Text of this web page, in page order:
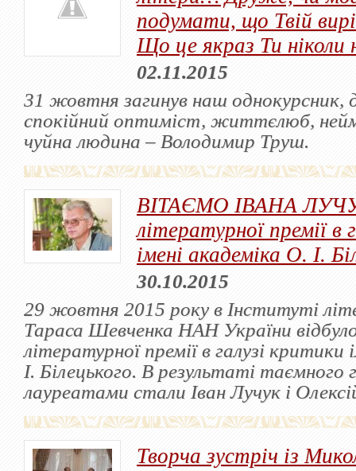
подумати, що Твій
Що це якраз Ти ніколи
02.11.2015
31 жовтня загинув наш однокурсник,
спокійний оптиміст, життєлюб,
чуйна людина ‒ Володимир Труш.
ВІТАЄМО ІВАНА
літературної премії в
імені академіка О. І.
30.10.2015
29 жовтня 2015 року в Інституті
Тараса Шевченка НАН України
літературної премії в галузі критики
І. Білецького. В результаті таємного
лауреатами стали Іван Лучук і
Творча зустріч із